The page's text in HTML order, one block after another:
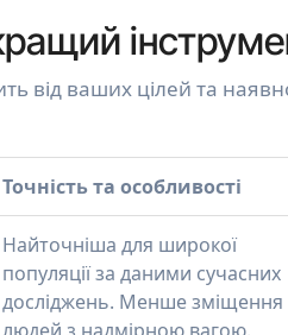
від ваших цілей та
Точність та особливості
Найточніша для широкої
популяції за даними сучасних
досліджень. Менше зміщення
людей з надмірною вагою.